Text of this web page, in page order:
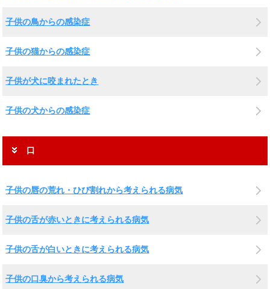
子供の鳥からの感染症
子供の猫からの感染症
子供が犬に咬まれたとき
子供の犬からの感染症
口
子供の唇の荒れ・ひび割れから考えられる病気
子供の舌が赤いときに考えられる病気
子供の舌が白いときに考えられる病気
子供の口臭から考えられる病気